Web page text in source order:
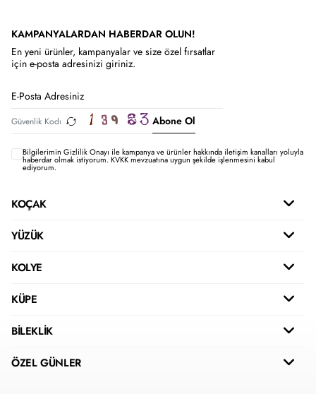
KAMPANYALARDAN HABERDAR OLUN!
En yeni ürünler, kampanyalar ve size özel fırsatlar
için e-posta adresinizi giriniz.
Abone Ol
Bilgilerimin Gizlilik Onayı ile kampanya ve ürünler hakkında iletişim kanalları yoluyla
haberdar olmak istiyorum.KVKK mevzuatına uygun şekilde işlenmesini kabul
ediyorum.
KOÇAK
YÜZÜK
KOLYE
KÜPE
BİLEKLİK
ÖZEL GÜNLER